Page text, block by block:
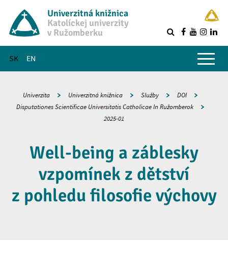
Univerzitná knižnica
Katolíckej univerzity
v Ružomberku
SK EN
Hlavné menu
Univerzita Univerzitná knižnica Služby
DOI
Disputationes Scientificae Universitatis Catholicae In Ružomberok
2025-01
Well-being a záblesky
vzpomínek z dětství
z pohledu filosofie výchovy